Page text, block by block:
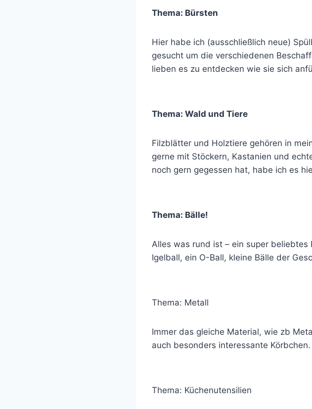
Thema: Bürsten
Hier habe ich (ausschließlich neue)
gesucht um die verschiedenen
lieben es zu entdecken wie sie sich
Thema: Wald und Tiere
Filzblätter und Holztiere gehören in
gerne mit Stöckern, Kastanien und
noch gern gegessen hat, habe ich es
Thema: Bälle!
Alles was rund ist – ein super beliebtes
Igelball, ein O-Ball, kleine Bälle der
Thema: Metall
Immer das gleiche Material, wie zb
auch besonders interessante Körbchen.
Thema: Küchenutensilien